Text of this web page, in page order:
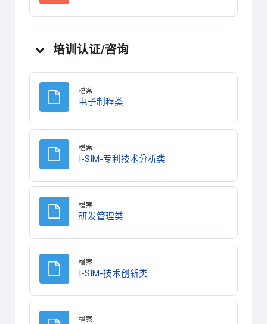
培训认证/咨询
檔案
电子制程类
檔案
I-SIM-专利技术分析类
檔案
研发管理类
檔案
I-SIM-技术创新类
檔案